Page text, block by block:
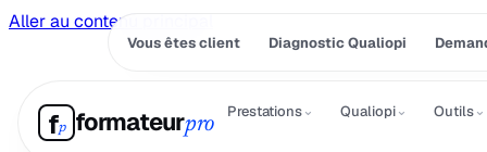
Aller au contenu principal
Vous êtes client Diagnostic Qualiopi
fp formateurpro
Prestations⌄ Qualiopi⌄ Outils⌄